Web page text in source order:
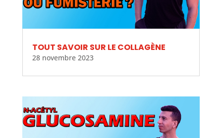
TOUT SAVOIR SUR LE COLLAGÈNE
28 novembre 2023